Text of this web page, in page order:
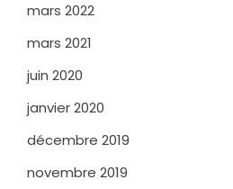
mars 2022
mars 2021
juin 2020
janvier 2020
décembre 2019
novembre 2019